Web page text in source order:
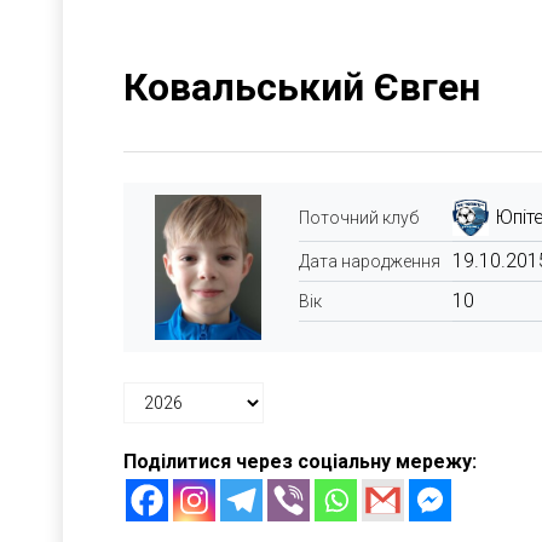
Ковальський Євген
Поточний клуб
Дата народження
Вік 10
Поділитися через соціальну мережу: